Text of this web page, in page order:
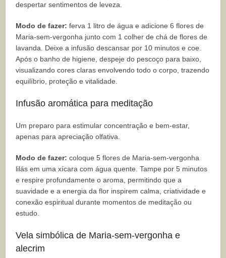
despertar sentimentos de leveza.
Modo de fazer: ferva 1 litro de água e adicione 6 flores de
Maria-sem-vergonha junto com 1 colher de chá de flores de
lavanda. Deixe a infusão descansar por 10 minutos e coe.
Após o banho de higiene, despeje do pescoço para baixo,
visualizando cores claras envolvendo todo o corpo, trazendo
equilíbrio, proteção e vitalidade.
Infusão aromática para meditação
Um preparo para estimular concentração e bem-estar,
apenas para apreciação olfativa.
Modo de fazer: coloque 5 flores de Maria-sem-vergonha
lilás em uma xícara com água quente. Tampe por 5 minutos
e respire profundamente o aroma, permitindo que a
suavidade e a energia da flor inspirem calma, criatividade e
conexão espiritual durante momentos de meditação ou
estudo.
Vela simbólica de Maria-sem-vergonha e
alecrim